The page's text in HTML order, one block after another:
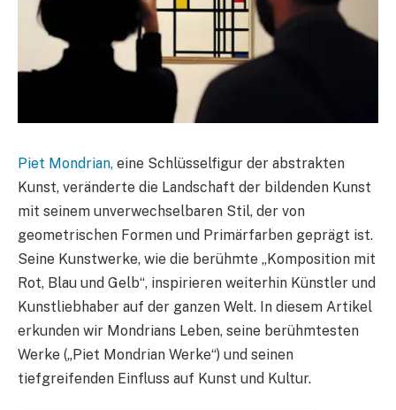
Piet Mondrian, eine Schlüsselfigur der abstrakten
Kunst, veränderte die Landschaft der bildenden Kunst
mit seinem unverwechselbaren Stil, der von
geometrischen Formen und Primärfarben geprägt ist.
Seine Kunstwerke, wie die berühmte „Komposition mit
Rot, Blau und Gelb“, inspirieren weiterhin Künstler und
Kunstliebhaber auf der ganzen Welt. In diesem Artikel
erkunden wir Mondrians Leben, seine berühmtesten
Werke („Piet Mondrian Werke“) und seinen
tiefgreifenden Einfluss auf Kunst und Kultur.